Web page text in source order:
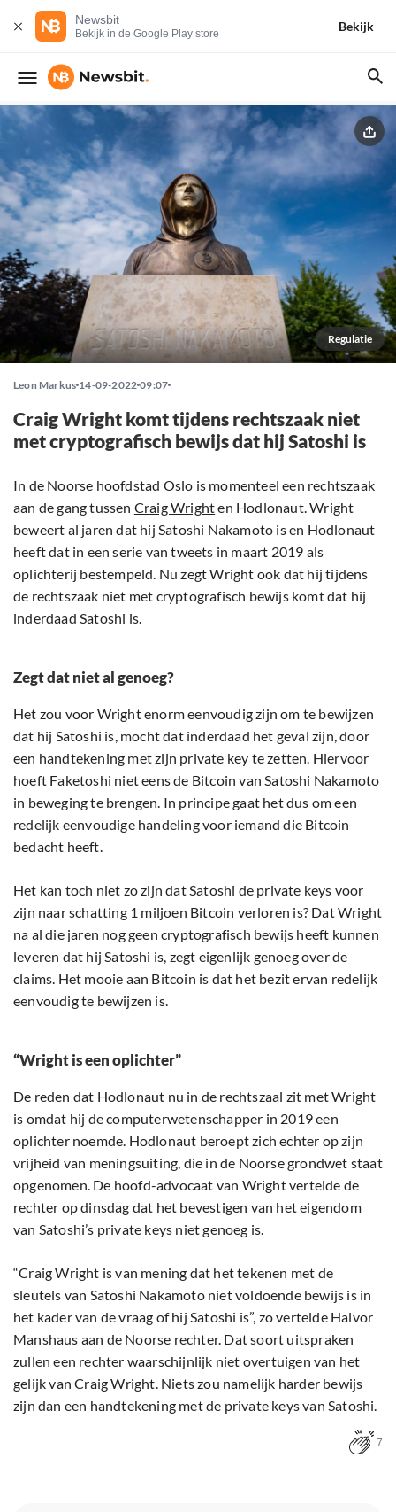
Newsbit
Bekijk in de Google Play store
Bekijk
Regulatie
Leon Markus 14-09-2022 09:07
Craig Wright komt tijdens rechtszaak niet
met cryptografisch bewijs dat hij Satoshi is
In de Noorse hoofdstad Oslo is momenteel een rechtszaak
aan de gang tussen Craig Wrighten Hodlonaut. Wright
beweert al jaren dat hij Satoshi Nakamoto is en Hodlonaut
heeft dat in een serie van tweets in maart 2019 als
oplichterij bestempeld. Nu zegt Wright ook dat hij tijdens
de rechtszaak niet met cryptografisch bewijs komt dat hij
inderdaad Satoshi is.
Zegt dat niet al genoeg?
Het zou voor Wright enorm eenvoudig zijn om te bewijzen
dat hij Satoshi is, mocht dat inderdaad het geval zijn, door
een handtekening met zijn private key te zetten. Hiervoor
hoeft Faketoshi niet eens de Bitcoin vanSatoshi Nakamoto
in beweging te brengen. In principe gaat het dus om een
redelijk eenvoudige handeling voor iemand die Bitcoin
bedacht heeft.
Het kan toch niet zo zijn dat Satoshi de private keys voor
zijn naar schatting 1 miljoen Bitcoin verloren is? Dat Wright
na al die jaren nog geen cryptografisch bewijs heeft kunnen
leveren dat hij Satoshi is, zegt eigenlijk genoeg over de
claims. Het mooie aan Bitcoin is dat het bezit ervan redelijk
eenvoudig te bewijzen is.
“Wright is een oplichter”
De reden dat Hodlonaut nu in de rechtszaal zit met Wright
is omdat hij de computerwetenschapper in 2019 een
oplichter noemde. Hodlonaut beroept zich echter op zijn
vrijheid van meningsuiting, die in de Noorse grondwet staat
opgenomen. De hoofd-advocaat van Wright vertelde de
rechter op dinsdag dat het bevestigen van het eigendom
van Satoshi’s private keys niet genoeg is.
“Craig Wright is van mening dat het tekenen met de
sleutels van Satoshi Nakamoto niet voldoende bewijs is in
het kader van de vraag of hij Satoshi is”, zo vertelde Halvor
Manshaus aan de Noorse rechter. Dat soort uitspraken
zullen een rechter waarschijnlijk niet overtuigen van het
gelijk van Craig Wright. Niets zou namelijk harder bewijs
zijn dan een handtekening met de private keys van Satoshi.
7